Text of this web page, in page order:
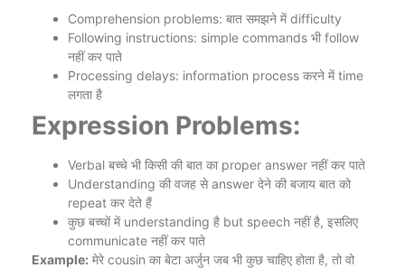
Comprehension problems: बात समझने में difficulty
Following instructions: simple commands भी follow
नहीं कर पाते
Processing delays: information process करने में time
लगता है
Expression Problems:
Verbal बच्चे भी किसी की बात का proper answer नहीं कर पाते
Understanding की वजह से answer देने की बजाय बात को
repeat कर देते हैं
कुछ बच्चों में understanding है but speech नहीं है, इसलिए
communicate नहीं कर पाते
Example: मेरे cousin का बेटा अर्जुन जब भी कुछ चाहिए होता है, तो वो